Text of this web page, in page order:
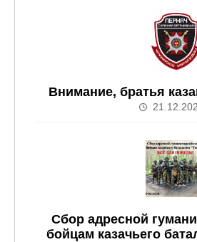
Внимание, братья
Сбор адресной
бойцам казачьего